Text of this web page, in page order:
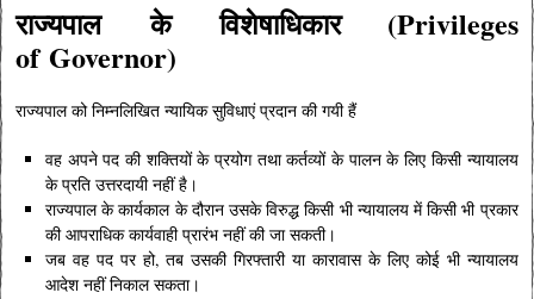
राज्यपाल केविशेषाधिकार (Privileges
of Governor)
राज्यपाल को निम्नलिखित न्यायिक सुविधाएं प्रदान की गयी हैं
वह अपने पद की शक्तियों के प्रयोग तथा कर्तव्यों के पालन के लिए किसी न्यायालय
के प्रति उत्तरदायी नहीं है।
राज्यपाल के कार्यकाल के दौरान उसके विरुद्ध किसी भी न्यायालय में किसी भी प्रकार
की आपराधिक कार्यवाही प्रारंभ नहीं की जा सकती।
जब वह पद पर हो, तब उसकी गिरफ्तारी या कारावास के लिए कोई भी न्यायालय
आदेश नहीं निकाल सकता।